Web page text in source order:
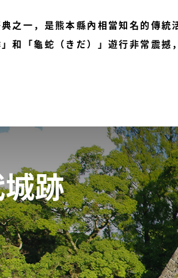
之一，是熊本縣內相當知名的傳
和「龜蛇（きだ）」遊行非常震撼
跡